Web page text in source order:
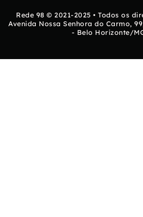
Rede 98 © 2021-2025 • Todos os
Avenida Nossa Senhora do Carmo,
- Belo Horizonte/